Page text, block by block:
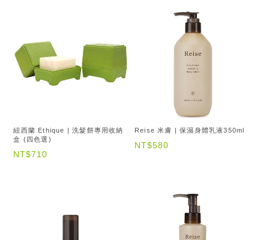
紐西蘭 Ethique | 洗髮餅專用收納
盒 (四色選)
NT$710
Reise 米膚 | 保濕身體乳液350ml
NT$580